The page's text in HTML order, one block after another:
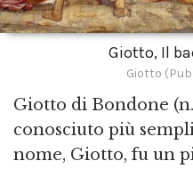
Giotto, Il
Giotto
Giotto di Bondone (n.
conosciuto più
nome, Giotto, fu un